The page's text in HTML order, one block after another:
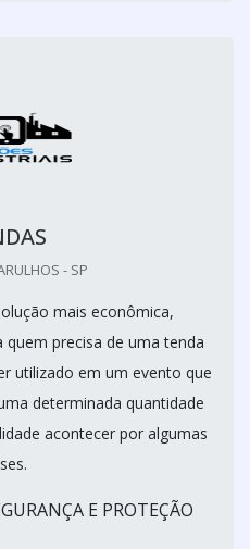
- SP
mais econômica,
precisa de uma tenda
utilizado em um evento que
determinada quantidade
acontecer por algumas
E PROTEÇÃO